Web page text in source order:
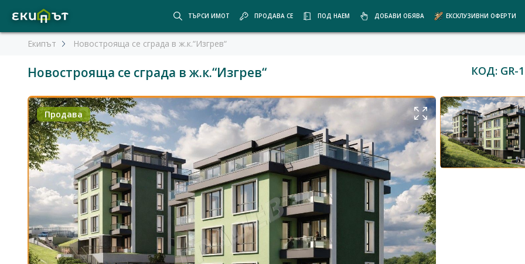
ТЪРСИ ИМОТ ПРОДАВА СЕ ПОД НАЕМ ДОБАВИ ОБЯВА ЕКСКЛУЗИВНИ ОФЕРТИ
Екипът Новострояща се сграда в ж.к.“Изгрев“
Новострояща се сграда в ж.к.“Изгрев“ КОД: GR-
Продава